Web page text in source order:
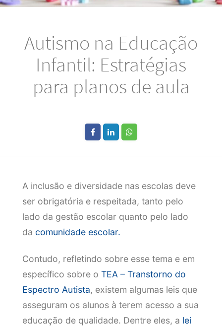
Autismo na Educação
Infantil: Estratégias
para planos de aula
A inclusão e diversidade nas escolas deve
ser obrigatória e respeitada, tanto pelo
lado da gestão escolar quanto pelo lado
da comunidade escolar.
Contudo, refletindo sobre esse tema e em
específico sobre o TEA – Transtorno do
Espectro Autista, existem algumas leis que
asseguram os alunos à terem acesso a sua
educação de qualidade. Dentre eles, a lei